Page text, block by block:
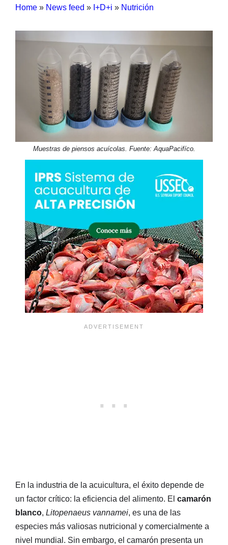
Home » News feed » I+D+i » Nutrición
Muestras de piensos acuícolas. Fuente: AquaPacifíco.
En la industria de la acuicultura, el éxito depende de
un factor crítico: la eficiencia del alimento. El camarón
blanco, Litopenaeus vannamei, es una de las
especies más valiosas nutricional y comercialmente a
nivel mundial . Sin embargo, el camarón presenta un